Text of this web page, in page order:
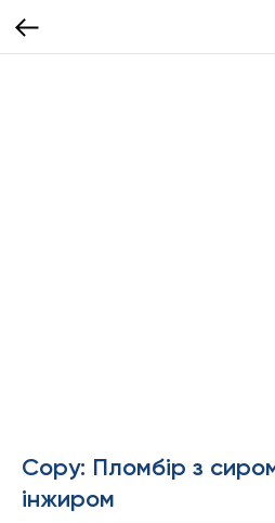
Copy: Пломбір з
інжиром